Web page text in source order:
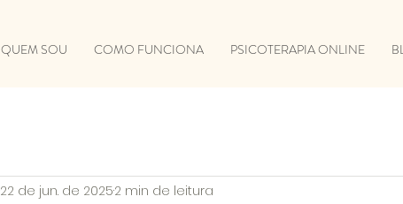
QUEM SOU COMO FUNCIONA PSICOTERAPIA ONLINE
22 de jun. de 20252 min de leitura